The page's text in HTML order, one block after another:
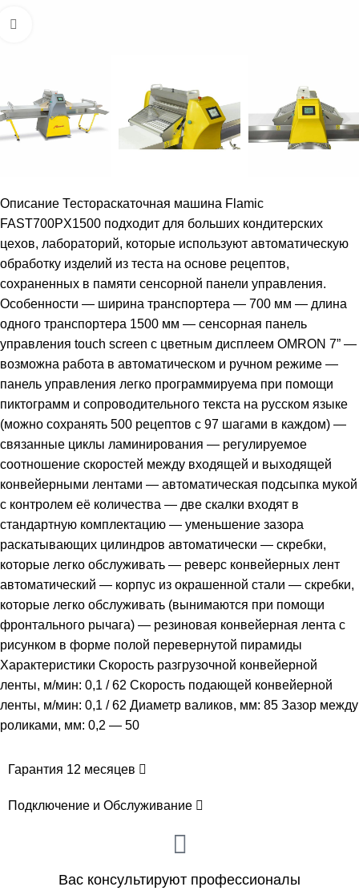
Описание Тестораскаточная машина Flamic
FAST700PX1500 подходит для больших кондитерских
цехов, лабораторий, которые используют автоматическую
обработку изделий из теста на основе рецептов,
сохраненных в памяти сенсорной панели управления.
Особенности — ширина транспортера — 700 мм — длина
одного транспортера 1500 мм — сенсорная панель
управления touch screen с цветным дисплеем OMRON 7” —
возможна работа в автоматическом и ручном режиме —
панель управления легко программируема при помощи
пиктограмм и сопроводительного текста на русском языке
(можно сохранять 500 рецептов с 97 шагами в каждом) —
связанные циклы ламинирования — регулируемое
соотношение скоростей между входящей и выходящей
конвейерными лентами — автоматическая подсыпка мукой
с контролем её количества — две скалки входят в
стандартную комплектацию — уменьшение зазора
раскатывающих цилиндров автоматически — скребки,
которые легко обслуживать — реверс конвейерных лент
автоматический — корпус из окрашенной стали — скребки,
которые легко обслуживать (вынимаются при помощи
фронтального рычага) — резиновая конвейерная лента с
рисунком в форме полой перевернутой пирамиды
Характеристики Скорость разгрузочной конвейерной
ленты, м/мин: 0,1 / 62 Скорость подающей конвейерной
ленты, м/мин: 0,1 / 62 Диаметр валиков, мм: 85 Зазор между
роликами, мм: 0,2 — 50
Гарантия 12 месяцев
Подключение и Обслуживание
Вас консультируют профессионалы